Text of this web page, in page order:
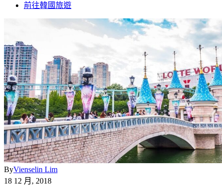
前往韓國旅遊
ByVienselin Lim
18 12 月, 2018